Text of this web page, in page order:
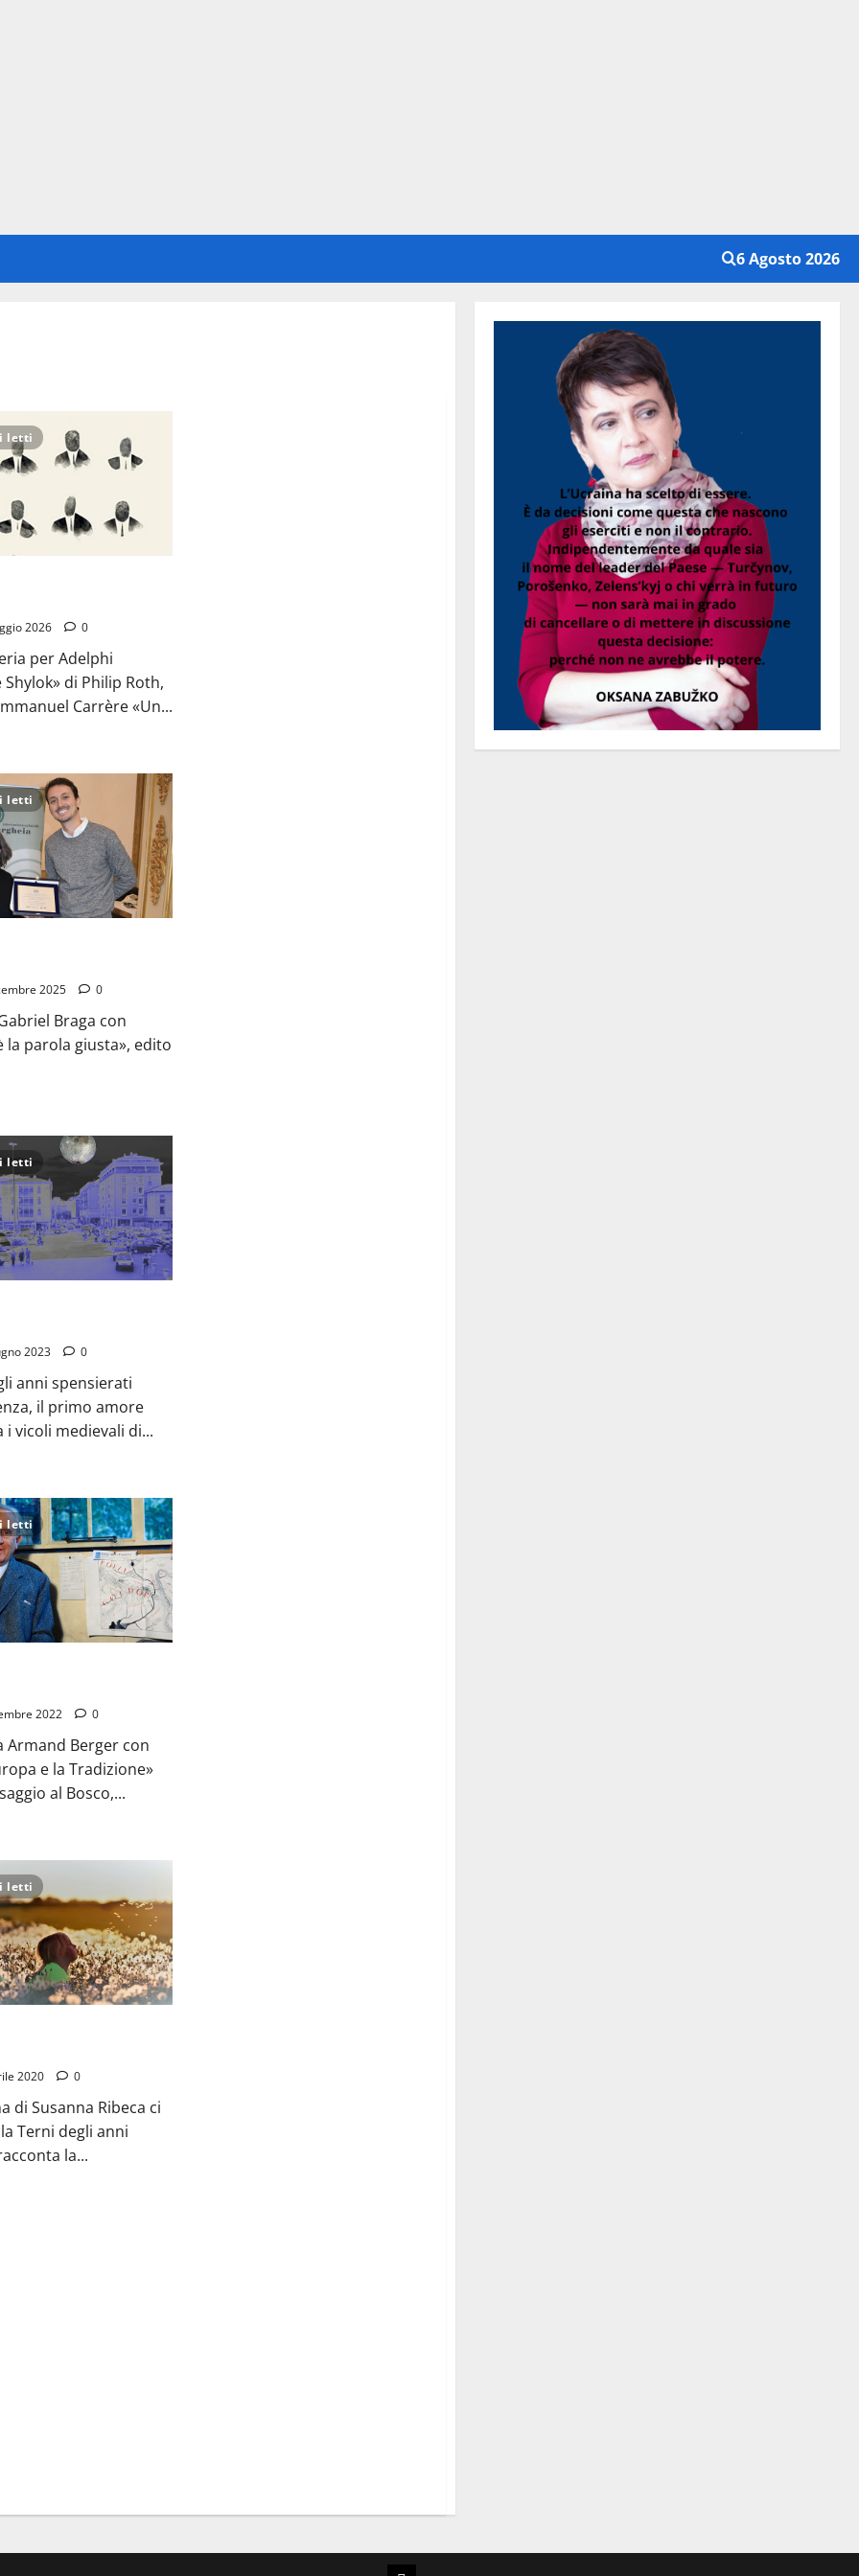
6 Agosto 2026
letti
2026 0
per Adelphi
di Philip Roth,
Carrère «Un...
letti
2025 0
Braga con
la parola giusta», edito
letti
2023 0
anni spensierati
il primo amore
vicoli medievali di...
letti
2022 0
Armand Berger con
e la Tradizione»
al Bosco,...
letti
2020 0
di Susanna Ribeca ci
Terni degli anni
la...